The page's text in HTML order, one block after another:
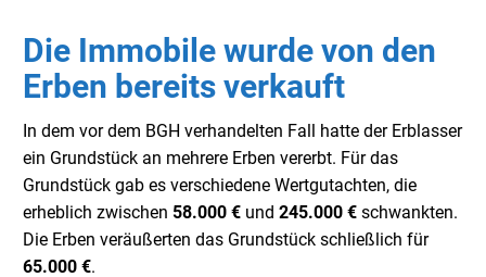
Die Immobile wurde von den
Erben bereits verkauft
n dem vor dem BGH verhandelten Fall hatte der Erblasser
ein Grundstück an mehrere Erben vererbt. Für das
Grundstück gab es verschiedene Wertgutachten, die
erheblich zwischen 58.000 € und 245.000 € schwankten.
Die Erben veräußerten das Grundstück schließlich für
65.000 €.